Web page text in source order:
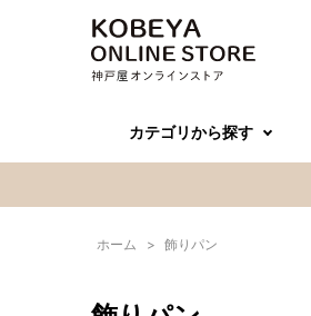
カテゴリから探す
ホーム > 飾りパン